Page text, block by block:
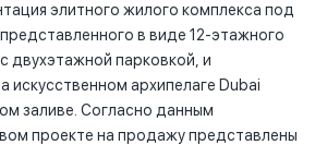
элитного жилого комплекса под
в виде 12-этажного
двухэтажной парковкой, и
искусственном архипелаге Dubai
заливе. Согласно данным
проекте на продажу представлены